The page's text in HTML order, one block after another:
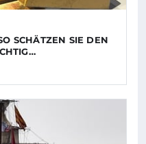
SCHÄTZEN SIE DEN